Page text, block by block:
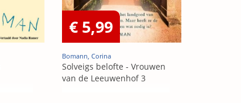
€ 5,99
Bomann, Corina
Solveigs belofte - Vrouwen
van de Leeuwenhof 3